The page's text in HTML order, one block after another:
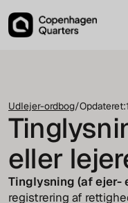
Udlejer-ordbog/Opdateret:
eller
Tinglysning (af ejer-
registrering af